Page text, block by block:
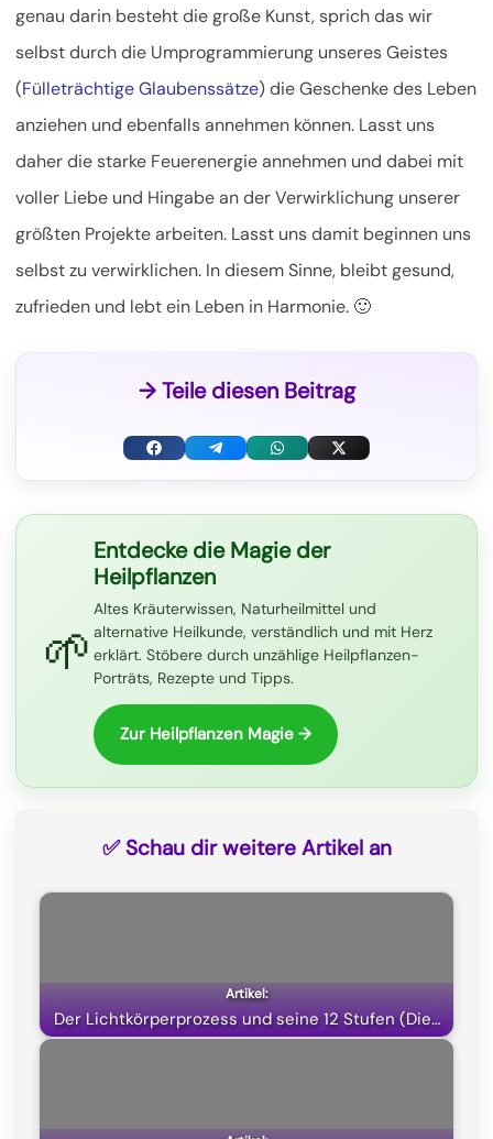
genau darin besteht die große Kunst, sprich das wir
selbst durch die Umprogrammierung unseres Geistes
(Fülleträchtige Glaubenssätze) die Geschenke des Leben
anziehen und ebenfalls annehmen können. Lasst uns
daher die starke Feuerenergie annehmen und dabei mit
voller Liebe und Hingabe an der Verwirklichung unserer
größten Projekte arbeiten. Lasst uns damit beginnen uns
selbst zu verwirklichen. In diesem Sinne, bleibt gesund,
zufrieden und lebt ein Leben in Harmonie. 🙂
→ Teile diesen Beitrag
F
e
b
o
o
T
g
a
W
s
A
p
X
i
)
🌱
Entdecke die Magie der
Heilpflanzen
Altes Kräuterwissen, Naturheilmittel und
alternative Heilkunde, verständlich und mit Herz
erklärt. Stöbere durch unzählige Heilpflanzen-
Porträts, Rezepte und Tipps.
Zur Heilpflanzen Magie →
✅ Schau dir weitere Artikel an
Der Lichtkörperprozess und seine 12 Stufen (Die…